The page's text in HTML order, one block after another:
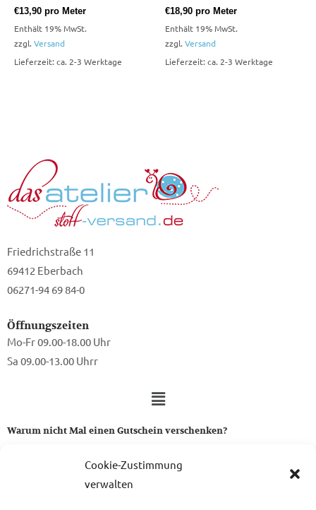
Cookie-Zustimmung
verwalten
€13,90 pro Meter
Enthält 19% MwSt.
zzgl. Versand
Lieferzeit: ca. 2-3 Werktage
€18,90 pro Meter
Enthält 19% MwSt.
zzgl. Versand
Lieferzeit: ca. 2-3 Werktage
Friedrichstraße 11
69412 Eberbach
06271-94 69 84-0
Öffnungszeiten
Mo-Fr 09.00-18.00 Uhr
Sa 09.00-13.00 Uhrr
Warum nicht Mal einen Gutschein verschenken?
Ein Gutschein von uns ist das perfekte Geschenk für alle Stoff-